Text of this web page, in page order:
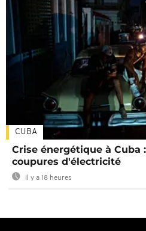
CUBA
Crise énergétique à Cuba
coupures d'électricité
Il y a 18 heures